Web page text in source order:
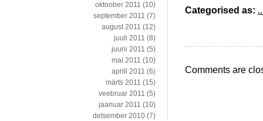
Categorised as:
Comments are
oktoober 2011 (10)
september 2011 (7)
august 2011 (12)
juuli 2011 (8)
juuni 2011 (5)
mai 2011 (10)
aprill 2011 (6)
märts 2011 (15)
veebruar 2011 (5)
jaanuar 2011 (10)
detsember 2010 (7)